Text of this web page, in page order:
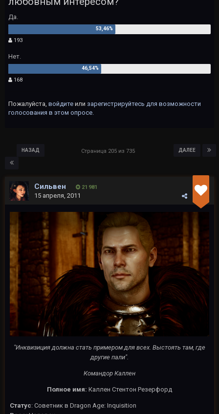
Да.
193
Нет.
168
Пожалуйста, войдите или зарегистрируйтесь для возможности
голосования в этом опросе.
НАЗАД ДАЛЕЕ
Страница 205 из 735
Сильвен 21 981
15 апреля, 2011
"Инквизиция должна стать примером для всех. Выстоять там, где
другие пали".
Командор Каллен
Полное имя: Каллен Стентон Резерфорд
Статус: Советник в Dragon Age: Inquisition